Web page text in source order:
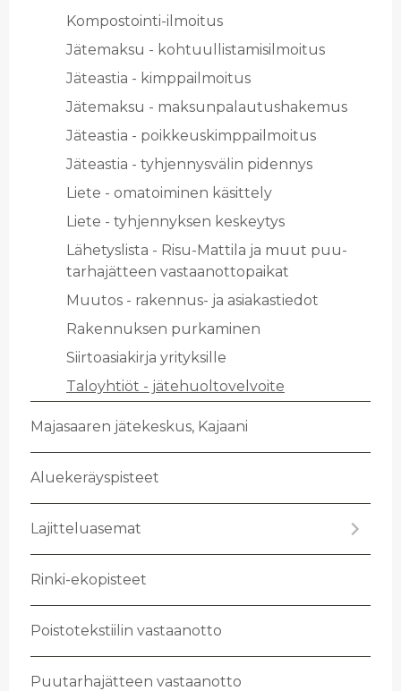
Kom­pos­toin­ti-il­moi­tus
Jä­te­mak­su - koh­tuul­lis­ta­mi­sil­moi­tus
Jä­teas­tia - kimp­pail­moi­tus
Jä­te­mak­su - mak­sun­pa­lau­tus­ha­ke­mus
Jä­teas­tia - poik­keus­kimp­pail­moi­tus
Jä­teas­tia - tyh­jen­nys­vä­lin pi­den­nys
Liete - oma­toi­mi­nen kä­sit­te­ly
Liete - tyh­jen­nyk­sen kes­key­tys
Lä­he­tys­lis­ta - Risu-Mat­ti­la ja muut puu­
tar­ha­jät­teen vas­taan­ot­to­pai­kat
Muu­tos - ra­ken­nus- ja asia­kas­tie­dot
Ra­ken­nuk­sen pur­ka­mi­nen
Siir­toa­sia­kir­ja yri­tyk­sil­le
Ta­lo­yh­tiöt - jä­te­huol­to­vel­voi­te
Ma­ja­saa­ren jä­te­kes­kus, Ka­jaa­ni
Alue­ke­räys­pis­teet
La­jit­te­lua­se­mat
Rinki-eko­pis­teet
Pois­to­teks­tii­lin vas­taan­ot­to
Puu­tar­ha­jät­teen vas­taan­ot­to